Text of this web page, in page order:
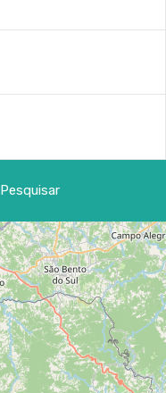
Pesquisar